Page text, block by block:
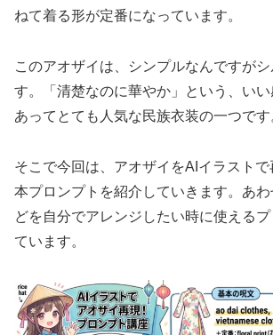
ねて着る形が定番になっています。
このアオザイは、シンプルなんですが
す。「清楚なのに華やか」という、い
あってとても人気な民族衣装の一つです
そこで今回は、アオザイをAIイラスト
本プロンプトを紹介していきます。あ
どを自分でアレンジしたい時に使える
ています。